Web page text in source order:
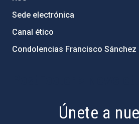
Sede electrónica
Canal ético
Condolencias Francisco Sánchez
Únete a